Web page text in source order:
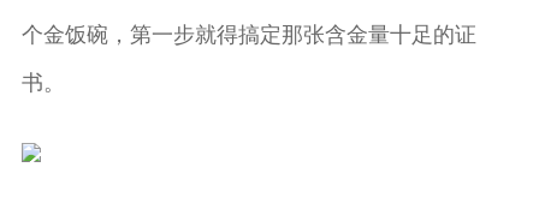
个金饭碗，第一步就得搞定那张含金量十足的证
书。